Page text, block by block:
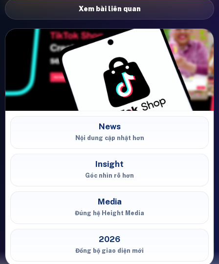
Xem bài liên quan
News
Nội dung cập nhật hơn
Insight
Góc nhìn rõ hơn
Media
Đúng hệ Height Media
2026
Đồng bộ giao diện mới